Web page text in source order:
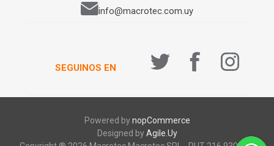
info@macrotec.com.uy
SEGUINOS EN
Powered bynopCommerce
Designed byAgile.Uy